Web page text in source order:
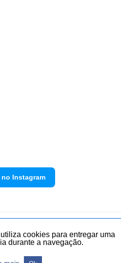
no Instagram
Envie sua denúncia
cookies para entregar uma
durante a navegação.